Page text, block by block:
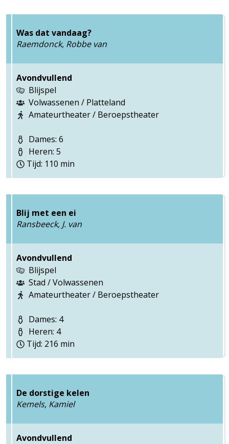
Was dat vandaag?
Raemdonck, Robbe van
Avondvullend
Blijspel
Volwassenen / Platteland
Amateurtheater / Beroepstheater
Dames: 6
Heren: 5
Tijd: 110 min
Blij met een ei
Ransbeeck, J. van
Avondvullend
Blijspel
Stad / Volwassenen
Amateurtheater / Beroepstheater
Dames: 4
Heren: 4
Tijd: 216 min
De dorstige kelen
Kemels, Kamiel
Avondvullend